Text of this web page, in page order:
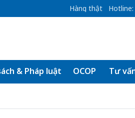
Hàng thật
& Pháp luật OCOP Tư